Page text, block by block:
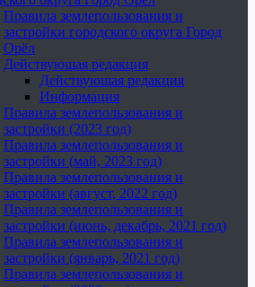
Правила землепользования и
застройки городского округа Город
Орёл
Действующая редакция
Действующая редакция
Информация
Правила землепользования и
застройки (2023 год)
Правила землепользования и
застройки (май, 2023 год)
Правила землепользования и
застройки (август, 2022 год)
Правила землепользования и
застройки (июнь, декабрь, 2021 год)
Правила землепользования и
застройки (январь, 2021 год)
Правила землепользования и